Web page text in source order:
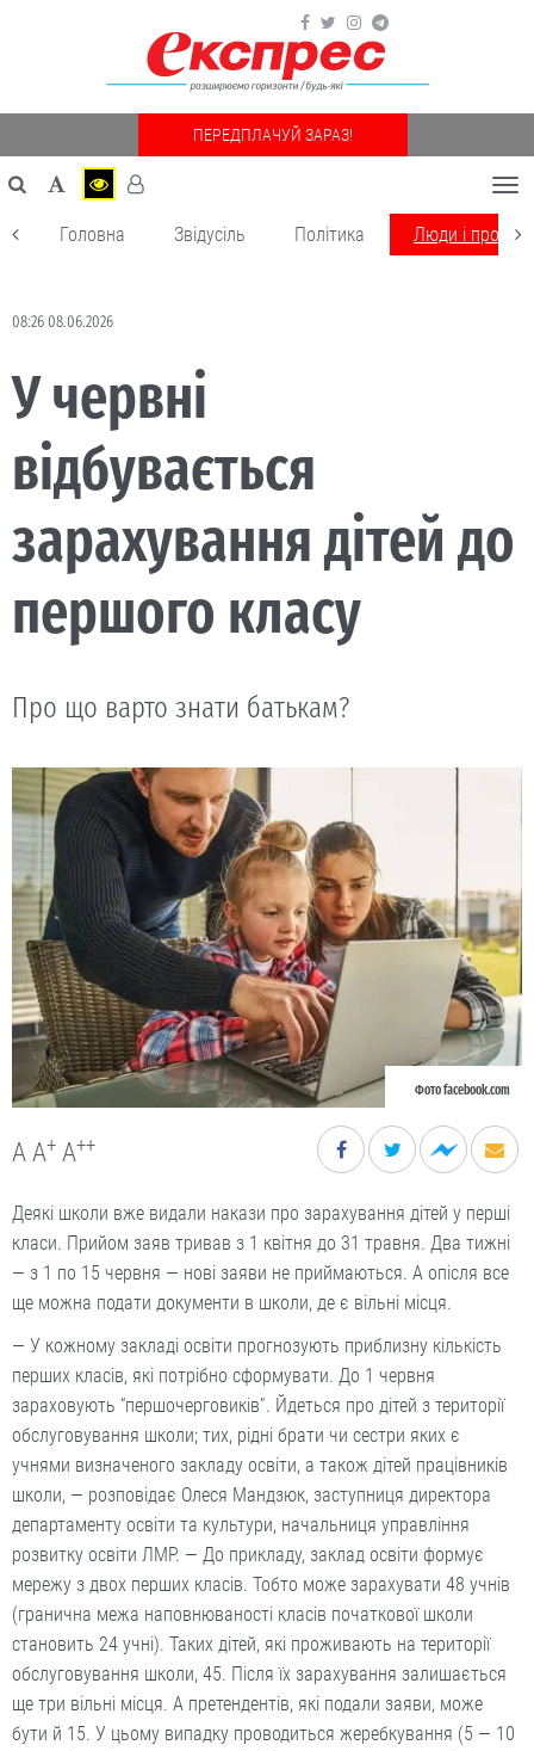
ПЕРЕДПЛАЧУЙ ЗАРАЗ!
Головна Звідусіль Політика Люди і
08:26 08.06.2026
У червні
відбувається
зарахування дітей до
першого класу
Про що варто знати батькам?
Фото facebook.com
A A+ A++
Деякі школи вже видали накази про зарахування дітей у перші
класи. Прийом заяв тривав з 1 квітня до 31 травня. Два тижні
— з 1 по 15 червня — нові заяви не приймаються. А опісля все
ще можна подати документи в школи, де є вільні місця.
— У кожному закладі освіти прогнозують приблизну кількість
перших класів, які потрібно сформувати. До 1 червня
зараховують “першочерговиків”. Йдеться про дітей з території
обслуговування школи; тих, рідні брати чи сестри яких є
учнями визначеного закладу освіти, а також дітей працівників
школи, — розповідає Олеся Мандзюк, заступниця директора
департаменту освіти та культури, начальниця управління
розвитку освіти ЛМР. — До прикладу, заклад освіти формує
мережу з двох перших класів. Тобто може зарахувати 48 учнів
(гранична межа наповнюваності класів початкової школи
становить 24 учні). Таких дітей, які проживають на території
обслуговування школи, 45. Після їх зарахування залишається
ще три вільні місця. А претендентів, які подали заяви, може
бути й 15. У цьому випадку проводиться жеребкування (5 — 10